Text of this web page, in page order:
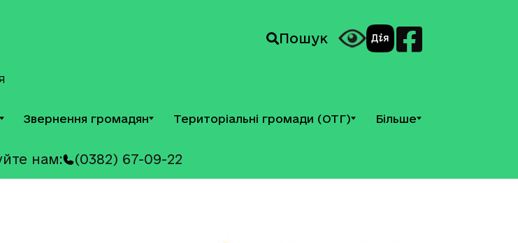
Пошук
Звернення громадян Територіальні громади (ОТГ) Більше
нам: (0382) 67-09-22